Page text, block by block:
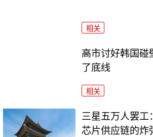
相关
高市讨好韩国碰
了底线
相关
三星五万人罢工
芯片供应链的炸